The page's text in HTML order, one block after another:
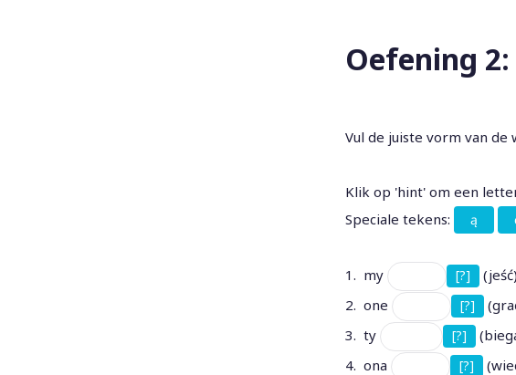
Oefening
Vul de juiste vorm van de
Klik op 'hint' om een
Speciale tekens:
ą
1. my [?]
(jeść)
2. one
[?]
3. ty
[?]
4. ona
[?]